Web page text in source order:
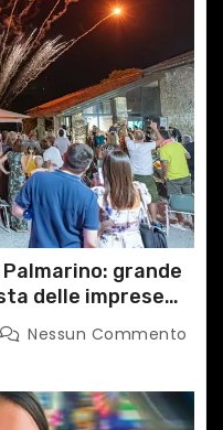
grande
delle imprese
Nessun Commento